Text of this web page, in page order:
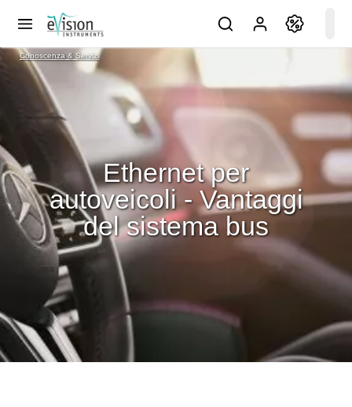
Conoscenza & Servizi
Ethernet per
autoveicoli - Vantaggi
del sistema bus